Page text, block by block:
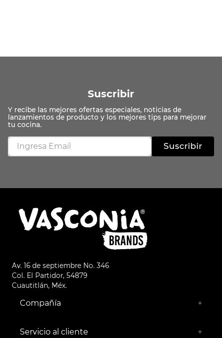
Suscribir
Suscribir
Av. 16 de septiembre No. 346
Col. El Partidor, 54879
Cuautitlán, Méx.
Compañía +
Empresa Socialmente Responsable
Servicio al cliente +